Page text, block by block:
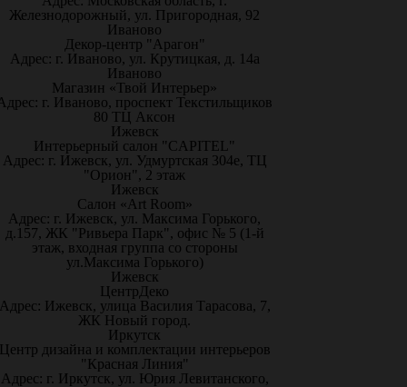
Железнодорожный, ул. Пригородная, 92
Иваново
Декор-центр "Арагон"
Адрес: г. Иваново, ул. Крутицкая, д. 14а
Иваново
Магазин «Твой Интерьер»
г. Иваново, проспект Текстильщиков
80 ТЦ Аксон
Ижевск
Интерьерный салон "CAPITEL"
Адрес: г. Ижевск, ул. Удмуртская 304е, ТЦ
"Орион", 2 этаж
Ижевск
Салон «Art Room»
Адрес: г. Ижевск, ул. Максима Горького,
д.157, ЖК "Ривьера Парк", офис № 5 (1-й
этаж, входная группа со стороны
ул.Максима Горького)
Ижевск
ЦентрДеко
Ижевск, улица Василия Тарасова, 7,
ЖК Новый город.
Иркутск
дизайна и комплектации интерьеров
"Красная Линия"
Адрес: г. Иркутск, ул. Юрия Левитанского,